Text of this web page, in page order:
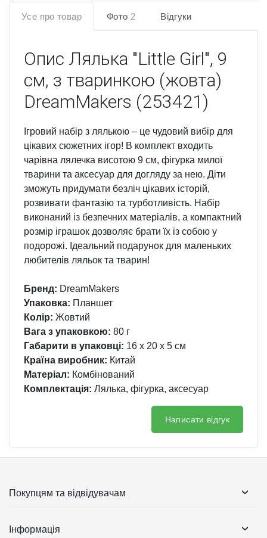
Усе про товар Фото 2 Відгуки
Опис Лялька "Little Girl", 9
см, з тваринкою (жовта)
DreamMakers (253421)
Ігровий набір з лялькою – це чудовий вибір для
цікавих сюжетних ігор! В комплект входить
чарівна лялечка висотою 9 см, фігурка милої
тварини та аксесуар для догляду за нею. Діти
зможуть придумати безліч цікавих історій,
розвивати фантазію та турботливість. Набір
виконаний із безпечних матеріалів, а компактний
розмір іграшок дозволяє брати їх із собою у
подорожі. Ідеальний подарунок для маленьких
любителів ляльок та тварин!
Бренд: DreamMakers
Упаковка: Планшет
Колір: Жовтий
Вага з упаковкою: 80 г
Габарити в упаковці: 16 x 20 x 5 см
Країна виробник: Китай
Матеріал: Комбінований
Комплектація: Лялька, фігурка, аксесуар
Написати відгук
Покупцям та відвідувачам
Інформація